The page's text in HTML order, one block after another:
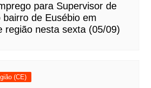
para Supervisor de
bairro de Eusébio em
região nesta sexta (05/09)
(CE)